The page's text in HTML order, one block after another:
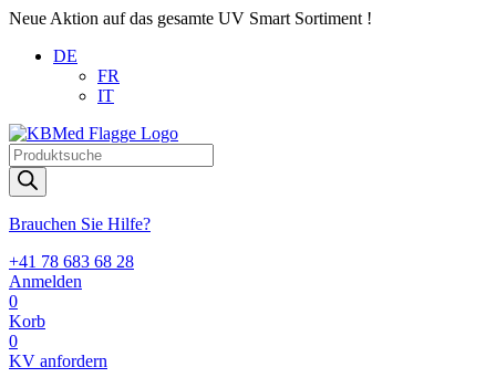
Neue Aktion auf das gesamte UV Smart Sortiment !
DE
FR
IT
Products
search
Brauchen Sie Hilfe?
+41 78 683 68 28
Anmelden
0
Korb
0
KV anfordern